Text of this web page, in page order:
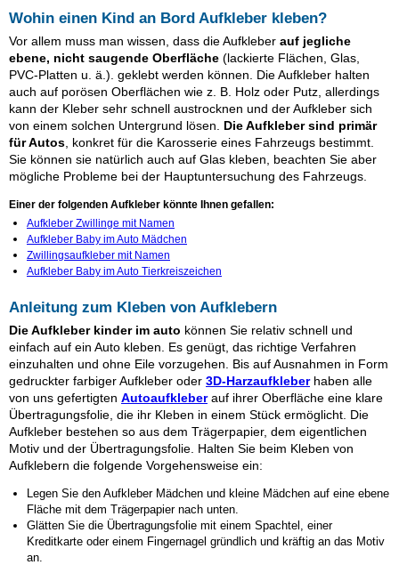
Wohin einen Kind an Bord Aufkleber kleben?
Vor allem muss man wissen, dass die Aufkleber auf jegliche
ebene, nicht saugende Oberfläche (lackierte Flächen, Glas,
PVC-Platten u. ä.). geklebt werden können. Die Aufkleber halten
auch auf porösen Oberflächen wie z. B. Holz oder Putz, allerdings
kann der Kleber sehr schnell austrocknen und der Aufkleber sich
von einem solchen Untergrund lösen. Die Aufkleber sind primär
für Autos , konkret für die Karosserie eines Fahrzeugs bestimmt.
Sie können sie natürlich auch auf Glas kleben, beachten Sie aber
mögliche Probleme bei der Hauptuntersuchung des Fahrzeugs.
Einer der folgenden Aufkleber könnte Ihnen gefallen:
Aufkleber Zwillinge mit Namen
Aufkleber Baby im Auto Mädchen
Zwillingsaufkleber mit Namen
Aufkleber Baby im Auto Tierkreiszeichen
Anleitung zum Kleben von Aufklebern
Die Aufkleber kinder im auto können Sie relativ schnell und
einfach auf ein Auto kleben. Es genügt, das richtige Verfahren
einzuhalten und ohne Eile vorzugehen. Bis auf Ausnahmen in Form
gedruckter farbiger Aufkleber oder 3D-Harzaufkleberhaben alle
von uns gefertigten Autoaufkleberauf ihrer Oberfläche eine klare
Übertragungsfolie, die ihr Kleben in einem Stück ermöglicht. Die
Aufkleber bestehen so aus dem Trägerpapier, dem eigentlichen
Motiv und der Übertragungsfolie. Halten Sie beim Kleben von
Aufklebern die folgende Vorgehensweise ein:
Legen Sie den Aufkleber Mädchen und kleine Mädchen auf eine ebene
Fläche mit dem Trägerpapier nach unten.
Glätten Sie die Übertragungsfolie mit einem Spachtel, einer
Kreditkarte oder einem Fingernagel gründlich und kräftig an das Motiv
an.